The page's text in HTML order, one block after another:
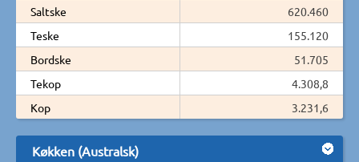
Saltske
620.460
Teske
155.120
Bordske
51.705
Tekop
4.308,8
Kop
3.231,6
Køkken (Australsk)